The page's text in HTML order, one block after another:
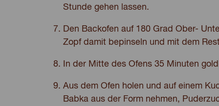
Stunde gehen lassen.
Den Backofen auf 180 Grad Ober-
Zopf damit bepinseln und mit dem
In der Mitte des Ofens 35 Minuten
Aus dem Ofen holen und auf einem
Babka aus der Form nehmen,